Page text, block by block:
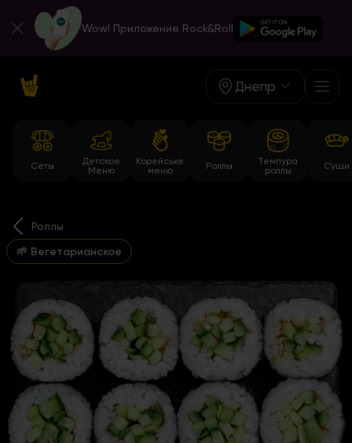
Wow! Приложение Rock&Roll
Днепр
Сеты
Детское
Меню
Корейське
меню
Роллы
Темпура
роллы
Суши
Роллы
🌱 Вегетарианское